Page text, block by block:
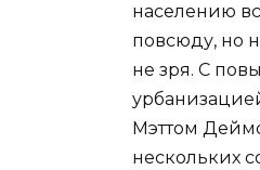
населению
повсюду, но
не зря. С
Мэттом
нескольких